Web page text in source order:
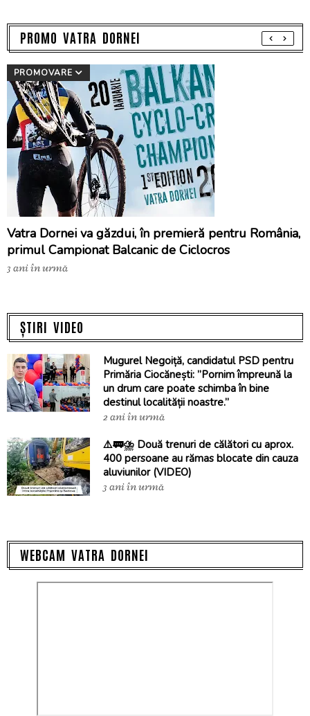
PROMO VATRA DORNEI
PROMOVARE
Vatra Dornei va găzdui, în premieră pentru România,
primul Campionat Balcanic de Ciclocros
3 ani în urmă
ȘTIRI VIDEO
Mugurel Negoiță, candidatul PSD pentru
Primăria Ciocănești: ”Pornim împreună la
un drum care poate schimba în bine
destinul localității noastre.”
2 ani în urmă
⚠️🚃⛈️ Două trenuri de călători cu aprox.
400 persoane au rămas blocate din cauza
aluviunilor (VIDEO)
3 ani în urmă
WEBCAM VATRA DORNEI